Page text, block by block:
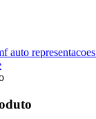
auto representacoes